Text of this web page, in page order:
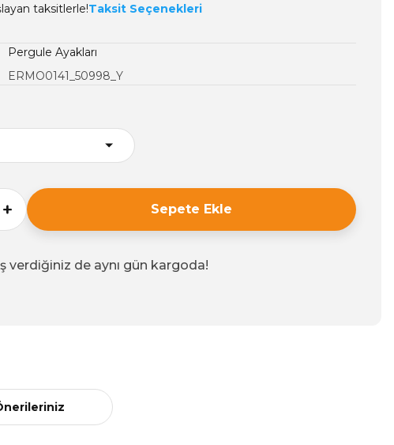
taksitlerle!Taksit Seçenekleri
Pergule Ayakları
ERMO0141_50998_Y
Sepete Ekle
verdiğiniz de aynı gün kargoda!